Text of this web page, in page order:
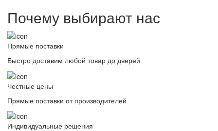
Почему выбирают нас
Прямые поставки
Быстро доставим любой товар до дверей
Честные цены
Прямые поставки от производителей
Индивидуальные решения